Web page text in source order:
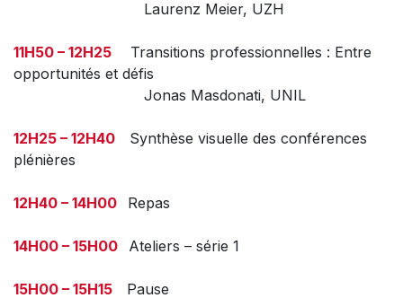
Laurenz Meier, UZH
11H50 – 12H25
Transitions professionnelles : Entre
opportunités et défis
Jonas Masdonati, UNIL
12H25 – 12H40 Synthèse visuelle des conférences
plénières
12H40 – 14H00 Repas
14H00 – 15H00 Ateliers – série 1
15H00 – 15H15 Pause